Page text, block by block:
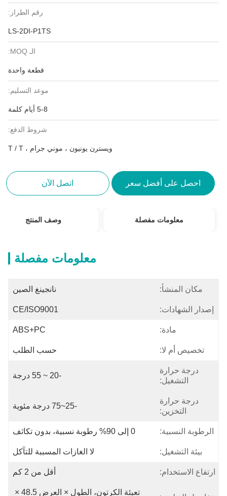
رقم الطراز:
LS-2DI-P1TS
الـ MOQ:
قطعة واحدة
موعد التسليم:
5-8 أيام كلمة
شروط الدفع:
ويسترن يونيون ، موني جرام ، T / T
احصل على أفضل سعر اتصل الآن
معلومات مفصلة وصف المنتج
معلومات مفصلة
مكان المنشأ: نانجينغ الصين
إصدار الشهادات: CE/ISO9001
مادة: ABS+PC
تخصيص أم لا: حسب الطلب
درجة حرارة
التشغيل:
درجة حرارة
التخزين:
الرطوبة النسبية: 0 إلى 90% رطوبة نسبية، بدون تكاثف
بيئة التشغيل: لا الغازات المسببة للتآكل
ارتفاع الاستخدام: أقل من 2 كم
تعبئة الكرتون، الطول × العرض 48.5 ×